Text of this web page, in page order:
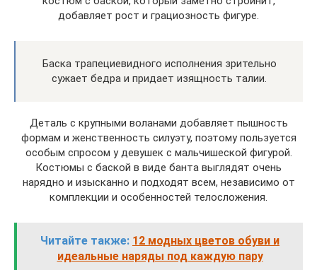
добавляет рост и грациозность фигуре.
Баска трапециевидного исполнения зрительно
сужает бедра и придает изящность талии.
Деталь с крупными воланами добавляет пышность
формам и женственность силуэту, поэтому пользуется
особым спросом у девушек с мальчишеской фигурой.
Костюмы с баской в виде банта выглядят очень
нарядно и изысканно и подходят всем, независимо от
комплекции и особенностей телосложения.
Читайте также: 12 модных цветов обуви и
идеальные наряды под каждую пару